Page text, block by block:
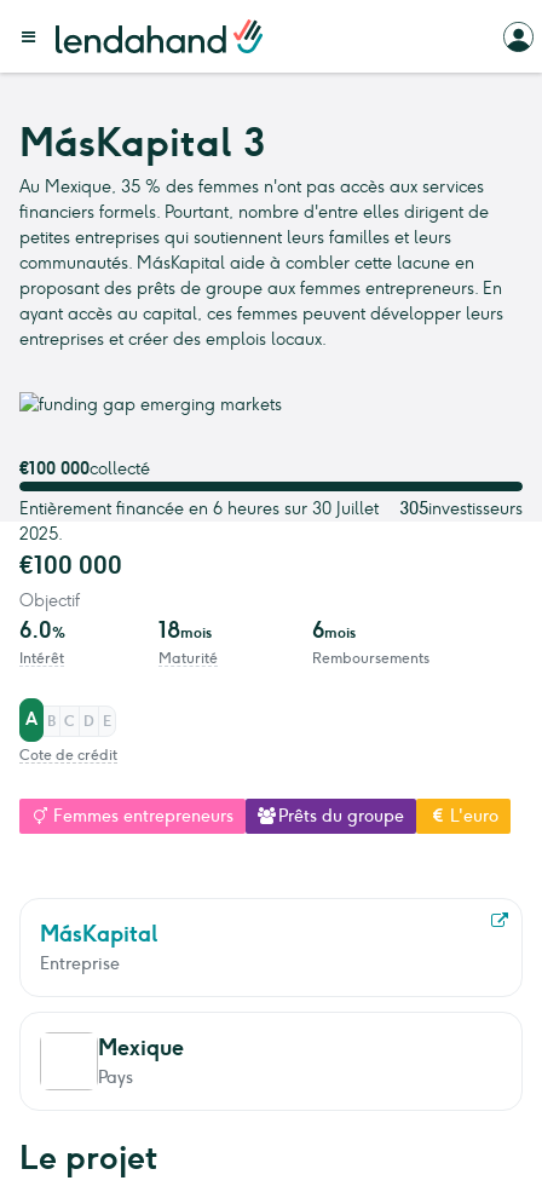
MásKapital 3
Au Mexique, 35 % des femmes n'ont pas accès aux services
financiers formels. Pourtant, nombre d'entre elles dirigent de
petites entreprises qui soutiennent leurs familles et leurs
communautés. MásKapital aide à combler cette lacune en
proposant des prêts de groupe aux femmes entrepreneurs. En
ayant accès au capital, ces femmes peuvent développer leurs
entreprises et créer des emplois locaux.
MásKapital
Entreprise
Mexique
Pays
Le projet
€100 000collecté
Entièrement financée en 6 heures sur 30 Juillet
2025.
305investisseurs
€100 000
Objectif
6.0%
Intérêt
18mois
Maturité
6mois
Remboursements
A B C D
E
Cote de crédit
Femmes entrepreneurs Prêts du groupe L'euro